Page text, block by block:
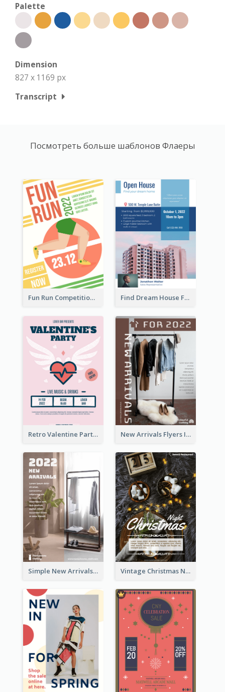
Palette
Dimension
827 x 1169 px
Transcript
Посмотреть больше шаблонов Флаеры
Fun Run Competition Flyer Find Dream House Flyer
Retro Valentine Party Pink Flyers Design Templates New Arrivals Flyers In In Brown Colour Tone
Simple New Arrivals Flyer For The Coming Year Vintage Christmas Night Informative Flyer Of Restaurant